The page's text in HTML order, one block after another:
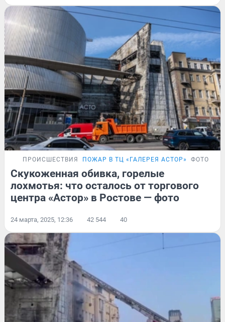
ПРОИСШЕСТВИЯ ПОЖАР В ТЦ «ГАЛЕРЕЯ АСТОР»
Скукоженная обивка, горелые
лохмотья: что осталось от торгового
центра «Астор» в Ростове — фото
24 марта, 2025, 12:36 42 544 40